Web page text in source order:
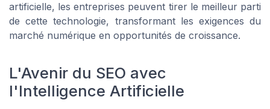
artificielle, les entreprises peuvent tirer le meilleur parti
de cette technologie, transformant les exigences du
marché numérique en opportunités de croissance.
L'Avenir du SEO avec
l'Intelligence Artificielle